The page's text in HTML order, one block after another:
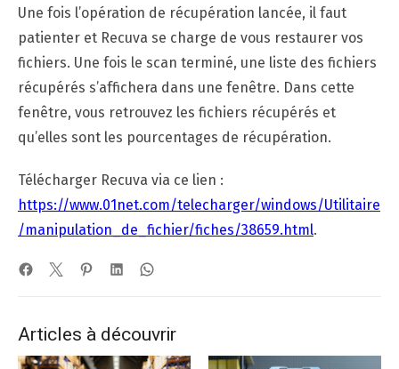
Une fois l’opération de récupération lancée, il faut
patienter et Recuva se charge de vous restaurer vos
fichiers. Une fois le scan terminé, une liste des fichiers
récupérés s’affichera dans une fenêtre. Dans cette
fenêtre, vous retrouvez les fichiers récupérés et
qu’elles sont les pourcentages de récupération.
Télécharger Recuva via ce lien :
https://www.01net.com/telecharger/windows/Utilitaire
/manipulation_de_fichier/fiches/38659.html.
Articles à découvrir